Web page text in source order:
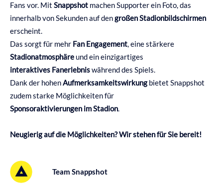
Fans vor. Mit Snappshot machen Supporter ein Foto, das
innerhalb von Sekunden auf dengroßen Stadionbildschirmen
erscheint.
Das sorgt für mehr Fan Engagement, eine stärkere
Stadionatmosphäre und ein einzigartiges
interaktives Fanerlebniswährend des Spiels.
Dank der hohenAufmerksamkeitswirkung bietet Snappshot
zudem starke Möglichkeiten für
Sponsoraktivierungen im Stadion.
Neugierig auf die Möglichkeiten? Wir stehen für Sie bereit!
Team Snappshot